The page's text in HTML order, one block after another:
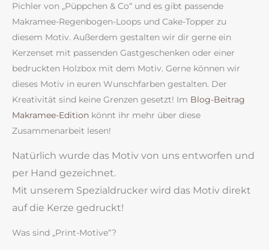
Pichler von „Püppchen & Co“ und es gibt passende
Makramee-Regenbogen-Loops und Cake-Topper zu
diesem Motiv. Außerdem gestalten wir dir gerne ein
Kerzenset mit passenden Gastgeschenken oder einer
bedruckten Holzbox mit dem Motiv. Gerne können wir
dieses Motiv in euren Wunschfarben gestalten. Der
Kreativität sind keine Grenzen gesetzt! Im Blog-Beitrag
Makramee-Edition könnt ihr mehr über diese
Zusammenarbeit lesen!
Natürlich wurde das Motiv von uns entworfen und
per Hand gezeichnet.
Mit unserem Spezialdrucker wird das Motiv direkt
auf die Kerze gedruckt!
Was sind „Print-Motive“?